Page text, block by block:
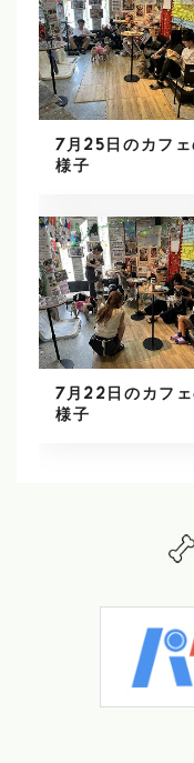
7月25日のカフェ
様子
7月22日のカフェ
様子